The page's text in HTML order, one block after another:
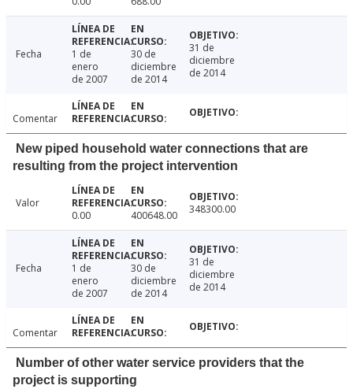
Fecha
1 de
enero
de 2007
30 de
diciembre
de 2014
31 de
diciembre
de 2014
Comentar
New piped household water connections that are
resulting from the project intervention
Valor
0.00
400648.00 348300.00
Fecha
1 de
enero
de 2007
30 de
diciembre
de 2014
31 de
diciembre
de 2014
Comentar
Number of other water service providers that the
project is supporting